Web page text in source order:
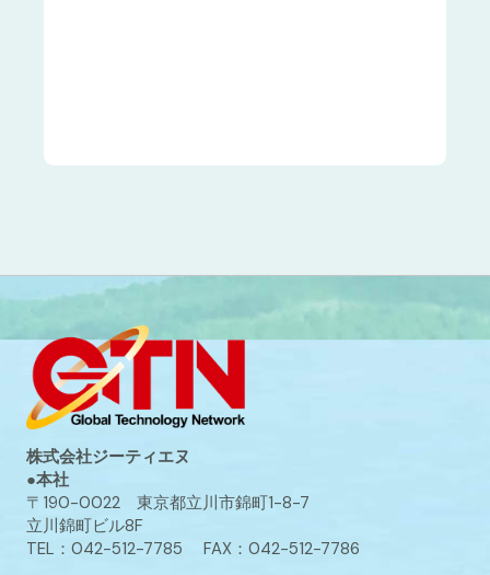
株式会社ジーティエヌ
●本社
〒190-0022 東京都立川市錦町1-8-7
立川錦町ビル8F
TEL：042-512-7785 FAX：042-512-7786